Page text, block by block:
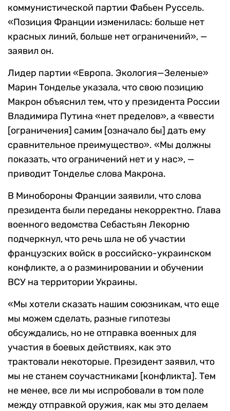
коммунистической партии Фабьен Руссель.
«Позиция Франции изменилась: больше нет
красных линий, больше нет ограничений», —
заявил он.
Лидер партии «Европа. Экология—Зеленые»
Марин Тонделье указала, что свою позицию
Макрон объяснил тем, что у президента России
Владимира Путина «нет пределов», а «ввести
[ограничения] самим [означало бы] дать ему
сравнительное преимущество». «Мы должны
показать, что ограничений нет и у нас», —
приводит Тонделье слова Макрона.
В Минобороны Франции заявили, что слова
президента были переданы некорректно. Глава
военного ведомства Себастьян Лекорню
подчеркнул, что речь шла не об участии
французских войск в российско-украинском
конфликте, а о разминировании и обучении
ВСУ на территории Украины.
«Мы хотели сказать нашим союзникам, что еще
мы можем сделать, разные гипотезы
обсуждались, но не отправка военных для
участия в боевых действиях, как это
трактовали некоторые. Президент заявил, что
мы не станем соучастниками [конфликта]. Тем
не менее, все ли мы испробовали в том поле
между отправкой оружия, как мы это делаем